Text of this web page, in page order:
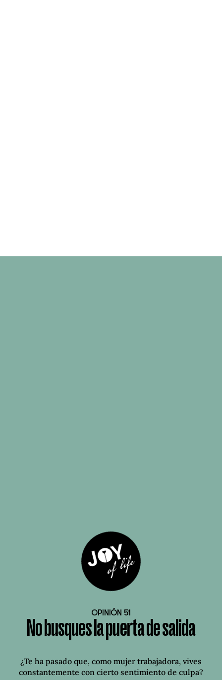
OPINIÓN 51
No busques la puerta de salida
¿Te ha pasado que, como mujer trabajadora, vives
constantemente con cierto sentimiento de culpa?